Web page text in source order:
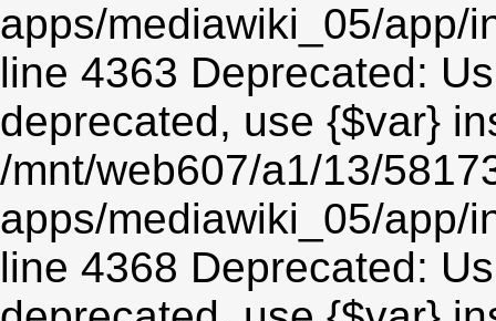
apps/mediawiki_05/app/
line 4363 Deprecated:
deprecated, use {$var}
/mnt/web607/a1/13/
apps/mediawiki_05/app/
line 4368 Deprecated: